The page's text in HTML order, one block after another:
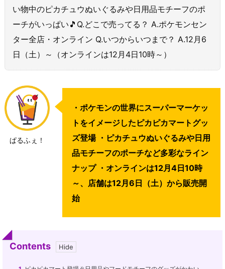
い物中のピカチュウぬいぐるみや日用品モチーフのポ
ーチがいっぱい🎵Q.どこで売ってる？ A.ポケモンセン
ター全店・オンライン Q.いつからいつまで？ A.12月6
日（土）～（オンラインは12月4日10時～）
ぱるふぇ！
・ポケモンの世界にスーパーマーケッ
トをイメージしたピカピカマートグッ
ズ登場 ・ピカチュウぬいぐるみや日用
品モチーフのポーチなど多彩なライン
ナップ ・オンラインは12月4日10時
～、店舗は12月6日（土）から販売開
始
Contents